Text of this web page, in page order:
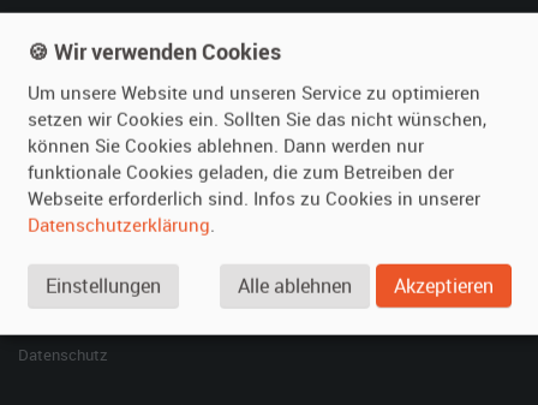
Fotos senden
Fragen für Vermieter
Inserat verwalten
Kontakt
SPECIAL
Berühmte Filmautos –
Datenschutz
🍪 Wir verwenden Cookies
Um unsere Website und unseren Service zu optimieren
setzen wir Cookies ein. Sollten Sie das nicht wünschen,
können Sie Cookies ablehnen. Dann werden nur
funktionale Cookies geladen, die zum Betreiben der
Webseite erforderlich sind. Infos zu Cookies in unserer
Datenschutzerklärung.
Einstellungen Alle ablehnen Akzeptieren